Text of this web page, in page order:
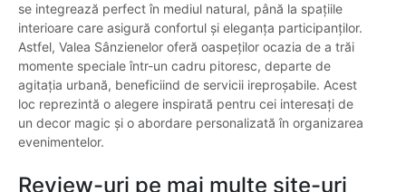
se integrează perfect în mediul natural, până la spațiile
interioare care asigură confortul și eleganța participanților.
Astfel, Valea Sânzienelor oferă oaspeților ocazia de a trăi
momente speciale într-un cadru pitoresc, departe de
agitația urbană, beneficiind de servicii ireproșabile. Acest
loc reprezintă o alegere inspirată pentru cei interesați de
un decor magic și o abordare personalizată în organizarea
evenimentelor.
Review-uri pe mai multe site-uri